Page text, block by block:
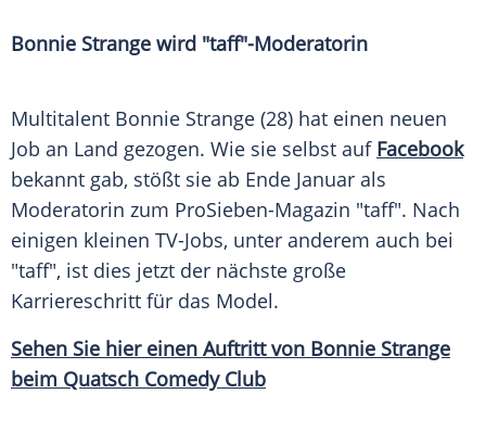
Bonnie Strange wird "taff"-Moderatorin
Multitalent Bonnie Strange (28) hat einen neuen
Job an Land gezogen. Wie sie selbst auf Facebook
bekannt gab, stößt sie ab Ende Januar als
Moderatorin zum ProSieben-Magazin "taff". Nach
einigen kleinen TV-Jobs, unter anderem auch bei
"taff", ist dies jetzt der nächste große
Karriereschritt für das Model.
Sehen Sie hier einen Auftritt von Bonnie Strange
beim Quatsch ComedyClub